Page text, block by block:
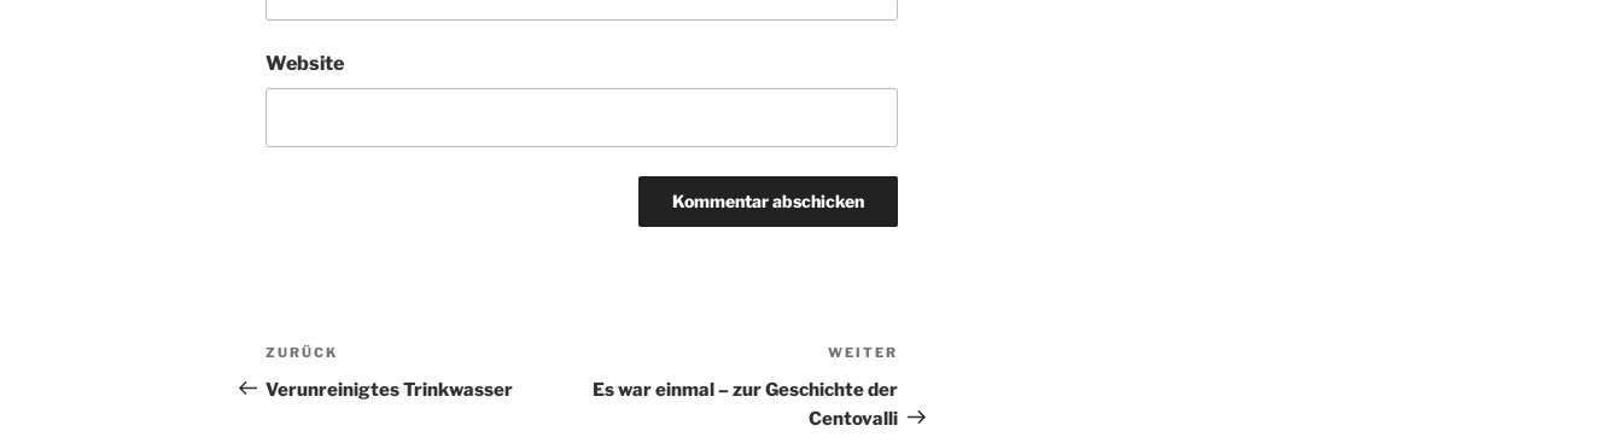
Website
Beitragsnavigation
Vorheriger
Beitrag
ZURÜCK
Verunreinigtes Trinkwasser
Beitrag
WEITER
Es war einmal – zur Geschichte der
Centovalli